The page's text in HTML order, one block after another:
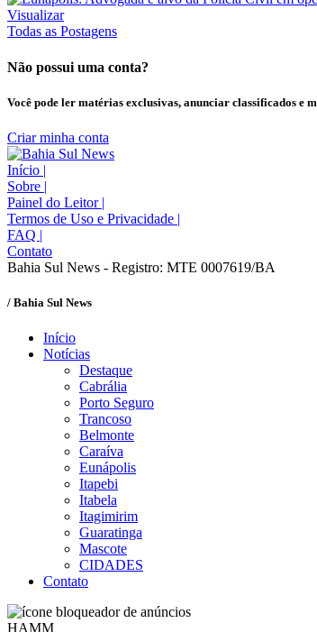
Visualizar
Todas as Postagens
Não possui uma conta?
Você pode ler matérias exclusivas, anunciar classificados e
Criar minha conta
Início |
Sobre |
Painel do Leitor |
Termos de Uso e Privacidade |
FAQ |
Contato
Bahia Sul News - Registro: MTE 0007619/BA
/ Bahia Sul News
Início
Notícias
Destaque
Cabrália
Porto Seguro
Trancoso
Belmonte
Caraíva
Eunápolis
Itapebi
Itabela
Itagimirim
Guaratinga
Mascote
CIDADES
Contato
HAMM